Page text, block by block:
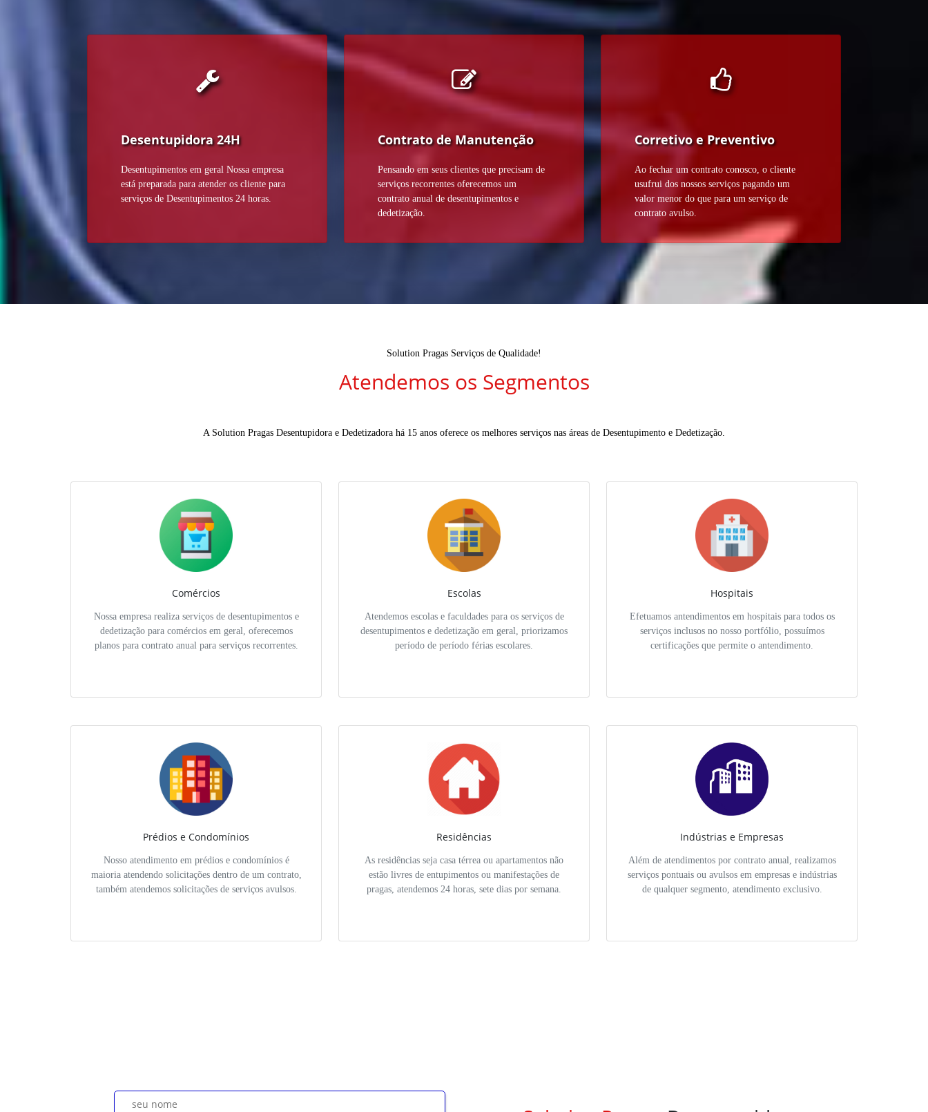
Desentupidora 24H
Desentupimentos em geral Nossa empresa
está preparada para atender os cliente para
serviços de Desentupimentos 24 horas.
Contrato de Manutenção
Pensando em seus clientes que precisam de
serviços recorrentes oferecemos um
contrato anual de desentupimentos e
dedetização.
Corretivo e Preventivo
Ao fechar um contrato conosco, o cliente
usufrui dos nossos serviços pagando um
valor menor do que para um serviço de
contrato avulso.
Solution Pragas Serviços de Qualidade!
Atendemos os Segmentos
A Solution Pragas Desentupidora e Dedetizadora há 15 anos oferece os melhores serviços nas áreas de Desentupimento e Dedetização.
Comércios
Nossa empresa realiza serviços de desentupimentos e
dedetização para comércios em geral, oferecemos
planos para contrato anual para serviços recorrentes.
Escolas
Atendemos escolas e faculdades para os serviços de
desentupimentos e dedetização em geral, priorizamos
período de período férias escolares.
Hospitais
Efetuamos antendimentos em hospitais para todos os
serviços inclusos no nosso portfólio, possuímos
certificações que permite o antendimento.
Prédios e Condomínios
Nosso atendimento em prédios e condomínios é
maioria atendendo solicitações dentro de um contrato,
também atendemos solicitações de serviços avulsos.
Residências
As residências seja casa térrea ou apartamentos não
estão livres de entupimentos ou manifestações de
pragas, atendemos 24 horas, sete dias por semana.
Indústrias e Empresas
Além de atendimentos por contrato anual, realizamos
serviços pontuais ou avulsos em empresas e indústrias
de qualquer segmento, atendimento exclusivo.